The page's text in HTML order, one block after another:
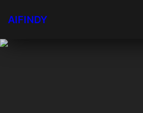
AIFINDY